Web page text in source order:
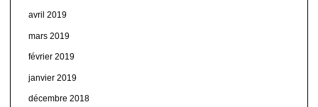
avril 2019
mars 2019
février 2019
janvier 2019
décembre 2018